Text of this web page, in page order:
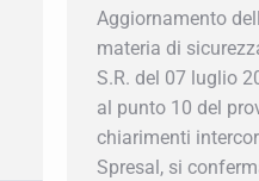
Aggiornamento
materia di
S.R. del 07 luglio
al punto 10 del
chiarimenti
Spresal, si